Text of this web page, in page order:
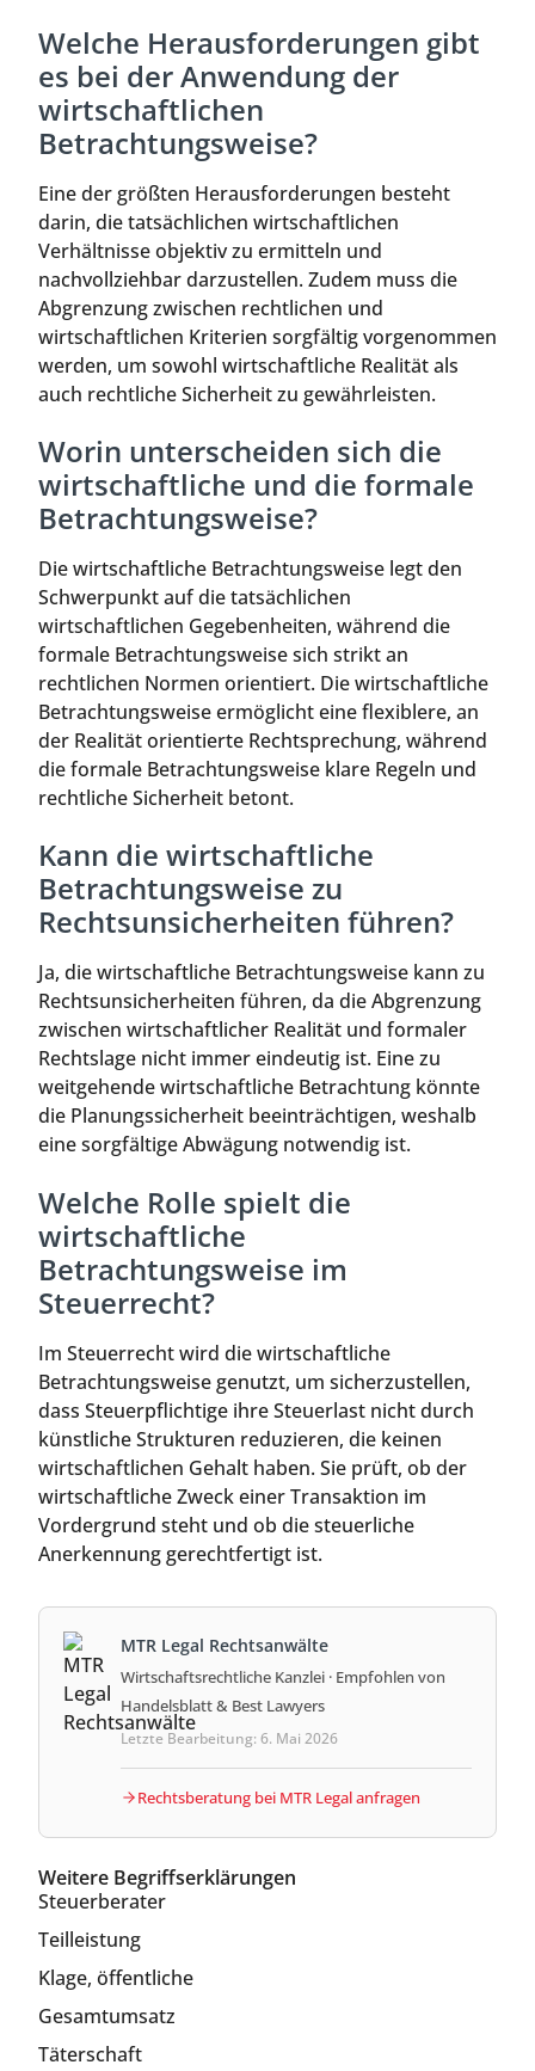
Welche Herausforderungen gibt
es bei der Anwendung der
wirtschaftlichen
Betrachtungsweise?
Eine der größten Herausforderungen besteht
darin, die tatsächlichen wirtschaftlichen
Verhältnisse objektiv zu ermitteln und
nachvollziehbar darzustellen. Zudem muss die
Abgrenzung zwischen rechtlichen und
wirtschaftlichen Kriterien sorgfältig vorgenommen
werden, um sowohl wirtschaftliche Realität als
auch rechtliche Sicherheit zu gewährleisten.
Worin unterscheiden sich die
wirtschaftliche und die formale
Betrachtungsweise?
Die wirtschaftliche Betrachtungsweise legt den
Schwerpunkt auf die tatsächlichen
wirtschaftlichen Gegebenheiten, während die
formale Betrachtungsweise sich strikt an
rechtlichen Normen orientiert. Die wirtschaftliche
Betrachtungsweise ermöglicht eine flexiblere, an
der Realität orientierte Rechtsprechung, während
die formale Betrachtungsweise klare Regeln und
rechtliche Sicherheit betont.
Kann die wirtschaftliche
Betrachtungsweise zu
Rechtsunsicherheiten führen?
Ja, die wirtschaftliche Betrachtungsweise kann zu
Rechtsunsicherheiten führen, da die Abgrenzung
zwischen wirtschaftlicher Realität und formaler
Rechtslage nicht immer eindeutig ist. Eine zu
weitgehende wirtschaftliche Betrachtung könnte
die Planungssicherheit beeinträchtigen, weshalb
eine sorgfältige Abwägung notwendig ist.
Welche Rolle spielt die
wirtschaftliche
Betrachtungsweise im
Steuerrecht?
Im Steuerrecht wird die wirtschaftliche
Betrachtungsweise genutzt, um sicherzustellen,
dass Steuerpflichtige ihre Steuerlast nicht durch
künstliche Strukturen reduzieren, die keinen
wirtschaftlichen Gehalt haben. Sie prüft, ob der
wirtschaftliche Zweck einer Transaktion im
Vordergrund steht und ob die steuerliche
Anerkennung gerechtfertigt ist.
MTR Legal Rechtsanwälte
Wirtschaftsrechtliche Kanzlei · Empfohlen von
Handelsblatt & Best Lawyers
Letzte Bearbeitung: 6. Mai 2026
Rechtsberatung bei MTR Legal anfragen
Weitere Begriffserklärungen
Steuerberater
Teilleistung
Klage, öffentliche
Gesamtumsatz
Täterschaft